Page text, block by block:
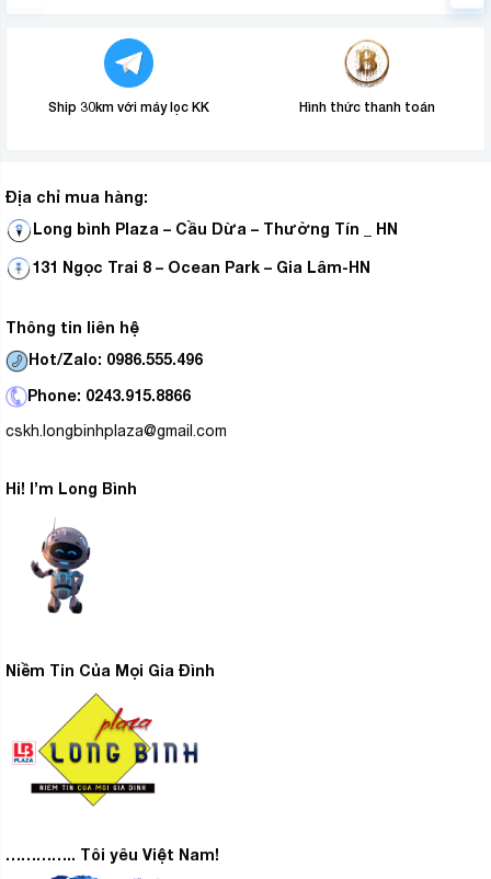
Ship 30km với máy lọc KK Hình thức thanh toán
Địa chỉ mua hàng:
Long bình Plaza – Cầu Dừa – Thường Tín _ HN
131 Ngọc Trai 8 – Ocean Park – Gia Lâm-HN
Thông tin liên hệ
Hot/Zalo: 0986.555.496
Phone: 0243.915.8866
cskh.longbinhplaza@gmail.com
Hi! I’m Long Bình
Niềm Tin Của Mọi Gia Đình
………….. Tôi yêu Việt Nam!